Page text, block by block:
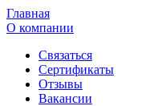
Главная
О компании
Связаться
Сертификаты
Отзывы
Вакансии